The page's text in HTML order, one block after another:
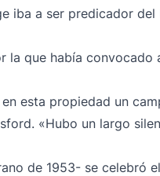
iba a ser predicador del
la que había convocado
esta propiedad un
«Hubo un largo
de 1953- se celebró